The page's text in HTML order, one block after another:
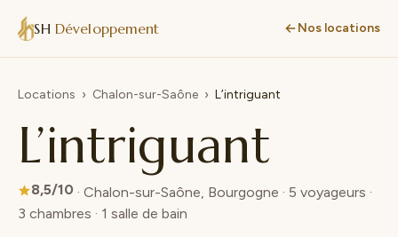
SH Développement Nos locations
Locations › Chalon-sur-Saône › L’intriguant
L’intriguant
8,5/10 · Chalon-sur-Saône, Bourgogne · 5 voyageurs ·
3 chambres · 1 salle de bain